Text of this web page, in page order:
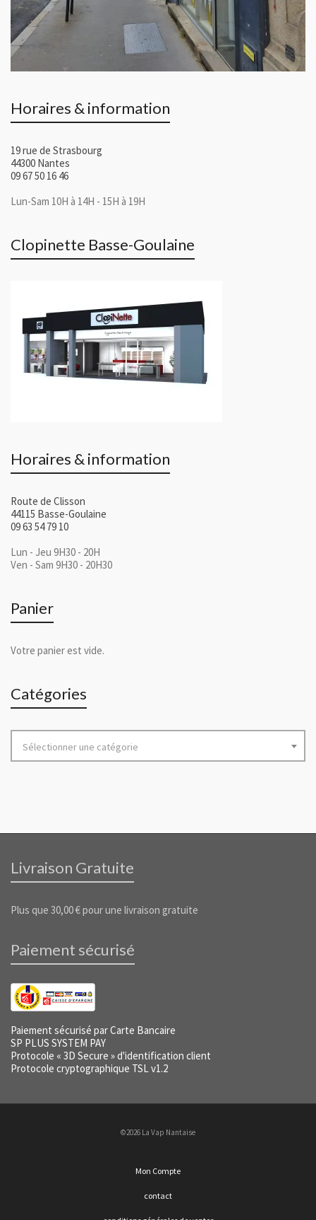
Horaires & information
19 rue de Strasbourg
44300 Nantes
09 67 50 16 46
Lun-Sam 10H à 14H - 15H à 19H
Clopinette Basse-Goulaine
Horaires & information
Route de Clisson
44115 Basse-Goulaine
09 63 54 79 10
Lun - Jeu 9H30 - 20H
Ven - Sam 9H30 - 20H30
Panier
Votre panier est vide.
Catégories
Sélectionner une catégorie
Livraison Gratuite
Plus que 30,00€pour une livraison gratuite
Paiement sécurisé
Paiement sécurisé par Carte Bancaire
SP PLUS SYSTEM PAY
Protocole « 3D Secure » d'identification client
Protocole cryptographique TSL v1.2
©2026 La Vap Nantaise
Mon Compte
contact